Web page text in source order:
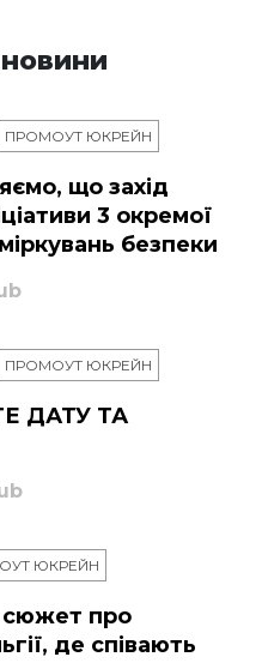
ПРОМОУТ ЮКРЕЙН
що захід
3 окремої
безпеки
ПРОМОУТ ЮКРЕЙН
ДАТУ ТА
ЮКРЕЙН
сюжет про
де співають